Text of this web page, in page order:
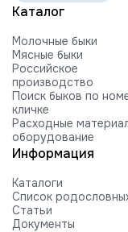
EDG COIN
BUTLERVIEW
BRYHILL
TRAMILDA
EDG PRE
MR PB
HARTFORD
FARNEAR-TJR-
Каталог
Молочные быки
Мясные быки
Российское
производство
Поиск быков по
кличке
Расходные
оборудование
Информация
Каталоги
Список
Статьи
Документы